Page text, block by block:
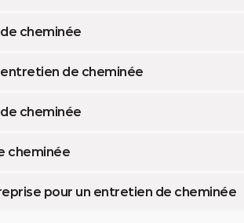
cheminée
de cheminée
cheminée
cheminée
pour un entretien de cheminée